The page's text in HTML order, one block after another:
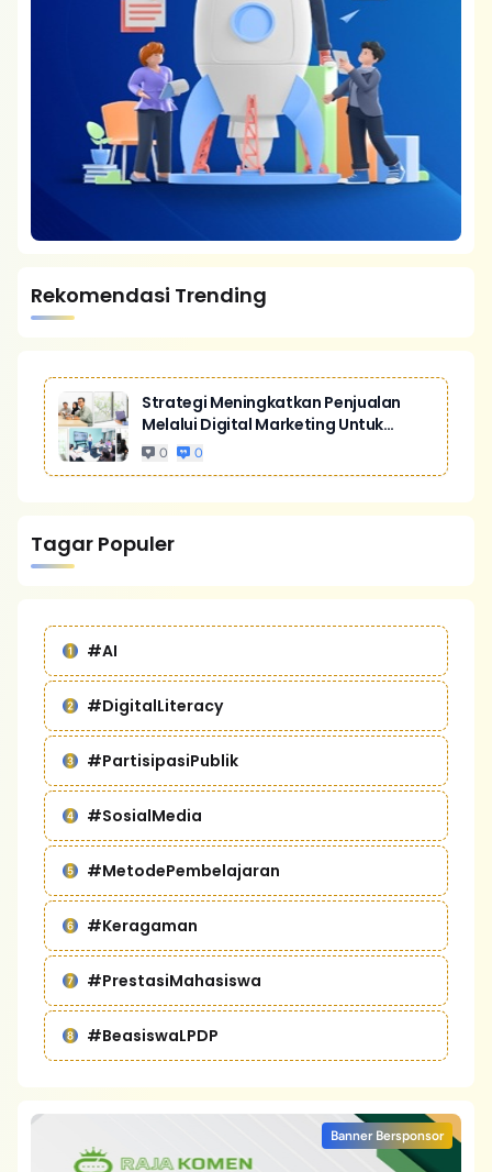
Rekomendasi Trending
Strategi Meningkatkan Penjualan
Melalui Digital Marketing Untuk
Bisnis Yang Lebih Kompetitif
0 0
Tagar Populer
#AI
#DigitalLiteracy
#PartisipasiPublik
#SosialMedia
#MetodePembelajaran
#Keragaman
#PrestasiMahasiswa
#BeasiswaLPDP
Banner Bersponsor